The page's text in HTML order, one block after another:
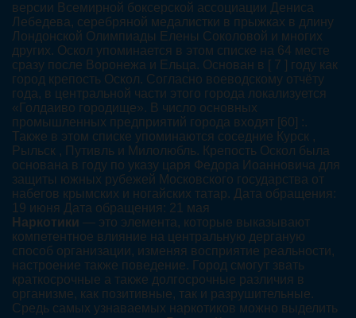
версии Всемирной боксерской ассоциации Дениса
Лебедева, серебряной медалистки в прыжках в длину
Лондонской Олимпиады Елены Соколовой и многих
других. Оскол упоминается в этом списке на 64 месте
сразу после Воронежа и Ельца. Основан в [ 7 ] году как
город крепость Оскол. Согласно воеводскому отчёту
года, в центральной части этого города локализуется
«Голдаиво городище». В число основных
промышленных предприятий города входят [60] :.
Также в этом списке упоминаются соседние Курск ,
Рыльск , Путивль и Милолюбль. Крепость Оскол была
основана в году по указу царя Федора Иоанновича для
защиты южных рубежей Московского государства от
набегов крымских и ногайских татар. Дата обращения:
19 июня Дата обращения: 21 мая
Наркотики — это элемента, которые выказывают
компетентное влияние на центральную дерганую
способ организации, изменяя восприятие реальности,
настроение также поведение. Город смогут звать
краткосрочные а также долгосрочные различия в
организме, как позитивные, так и разрушительные.
Средь самых узнаваемых наркотиков можно выделить